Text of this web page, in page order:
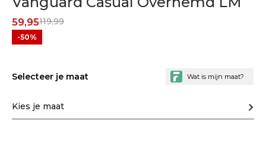
119,99
59,95
-50%
Selecteer je maat
Kies je maat